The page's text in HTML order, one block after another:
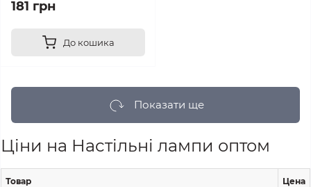
181 грн
До кошика
Показати ще
Ціни на Настільні лампи оптом
Товар Цена